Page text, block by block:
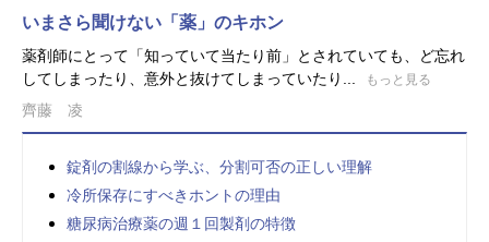
いまさら聞けない「薬」のキホン
薬剤師にとって「知っていて当たり前」とされていても、ど忘れ
してしまったり、意外と抜けてしまっていたり...
もっと見る
齊藤 凌
錠剤の割線から学ぶ、分割可否の正しい理解
冷所保存にすべきホントの理由
糖尿病治療薬の週１回製剤の特徴